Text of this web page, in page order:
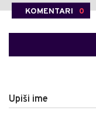
KOMENTARI 0
Upiši ime